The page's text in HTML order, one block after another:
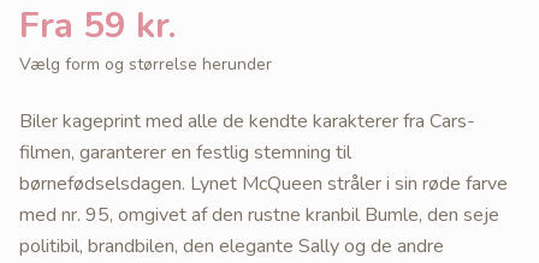
Fra 59 kr.
Vælg form og størrelse herunder
Biler kageprint med alle de kendte karakterer fra Cars-
filmen, garanterer en festlig stemning til
børnefødselsdagen. Lynet McQueen stråler i sin røde farve
med nr. 95, omgivet af den rustne kranbil Bumle, den seje
politibil, brandbilen, den elegante Sally og de andre